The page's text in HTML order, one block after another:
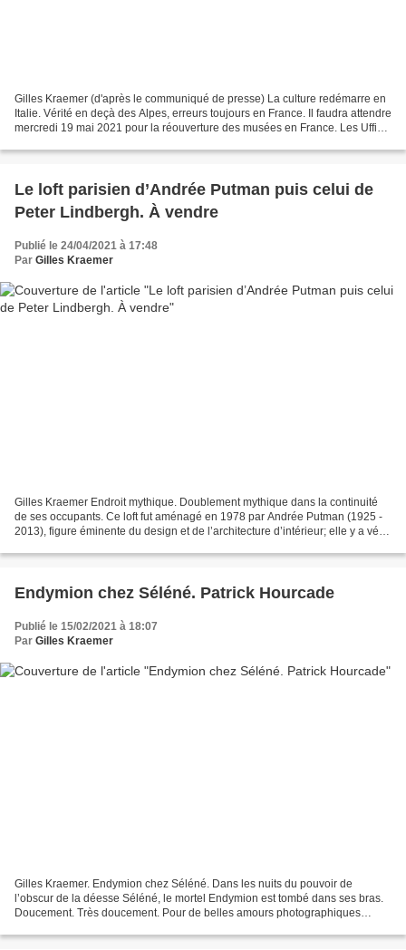
Gilles Kraemer (d'après le communiqué de presse) La culture redémarre en
Italie. Vérité en deçà des Alpes, erreurs toujours en France. Il faudra attendre
mercredi 19 mai 2021 pour la réouverture des musées en France. Les Uffizi
Le loft parisien d’Andrée Putman puis celui de
Peter Lindbergh. À vendre
Publié le 24/04/2021 à 17:48
Par Gilles Kraemer
Gilles Kraemer Endroit mythique. Doublement mythique dans la continuité
de ses occupants. Ce loft fut aménagé en 1978 par Andrée Putman (1925 -
2013), figure éminente du design et de l’architecture d’intérieur; elle y a vécu
Endymion chez Séléné. Patrick Hourcade
Publié le 15/02/2021 à 18:07
Par Gilles Kraemer
Gilles Kraemer. Endymion chez Séléné. Dans les nuits du pouvoir de
l’obscur de la déesse Séléné, le mortel Endymion est tombé dans ses bras.
Doucement. Très doucement. Pour de belles amours photographiques